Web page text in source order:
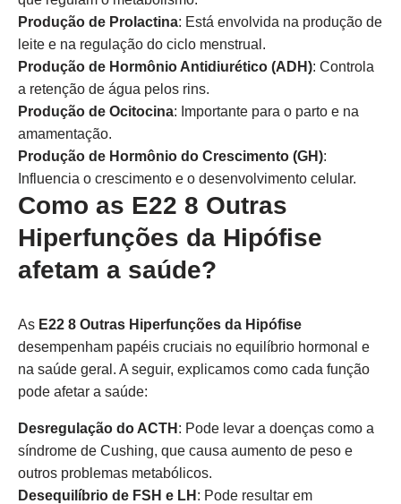
Produção de Prolactina: Está envolvida na produção de
leite e na regulação do ciclo menstrual.
Produção de Hormônio Antidiurético (ADH): Controla
a retenção de água pelos rins.
Produção de Ocitocina: Importante para o parto e na
amamentação.
Produção de Hormônio do Crescimento (GH):
Influencia o crescimento e o desenvolvimento celular.
Como as E22 8 Outras
Hiperfunções da Hipófise
afetam a saúde?
As E22 8 Outras Hiperfunções da Hipófise
desempenham papéis cruciais no equilíbrio hormonal e
na saúde geral. A seguir, explicamos como cada função
pode afetar a saúde:
Desregulação do ACTH : Pode levar a doenças como a
síndrome de Cushing, que causa aumento de peso e
outros problemas metabólicos.
Desequilíbrio de FSH e LH : Pode resultar em